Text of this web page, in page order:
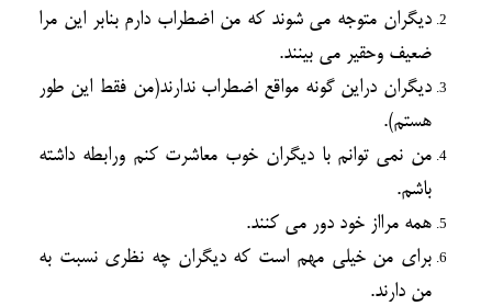
ديگران متوجه مي شوند كه من اضطراب دارم بنابر اين مرا
ضعيف وحقير مي بينند.
ديگران دراين گونه مواقع اضطراب ندارند(من فقط اين طور
هستم).
من نمي توانم با ديگران خوب معاشرت كنم ورابطه داشته
باشم.
همه مرااز خود دور مي كنند.
براي من خيلي مهم است كه ديگران چه نظري نسبت به
من دارند.